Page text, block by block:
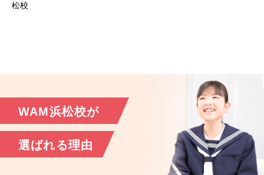
松校
WAM浜松校が
選ばれる理由